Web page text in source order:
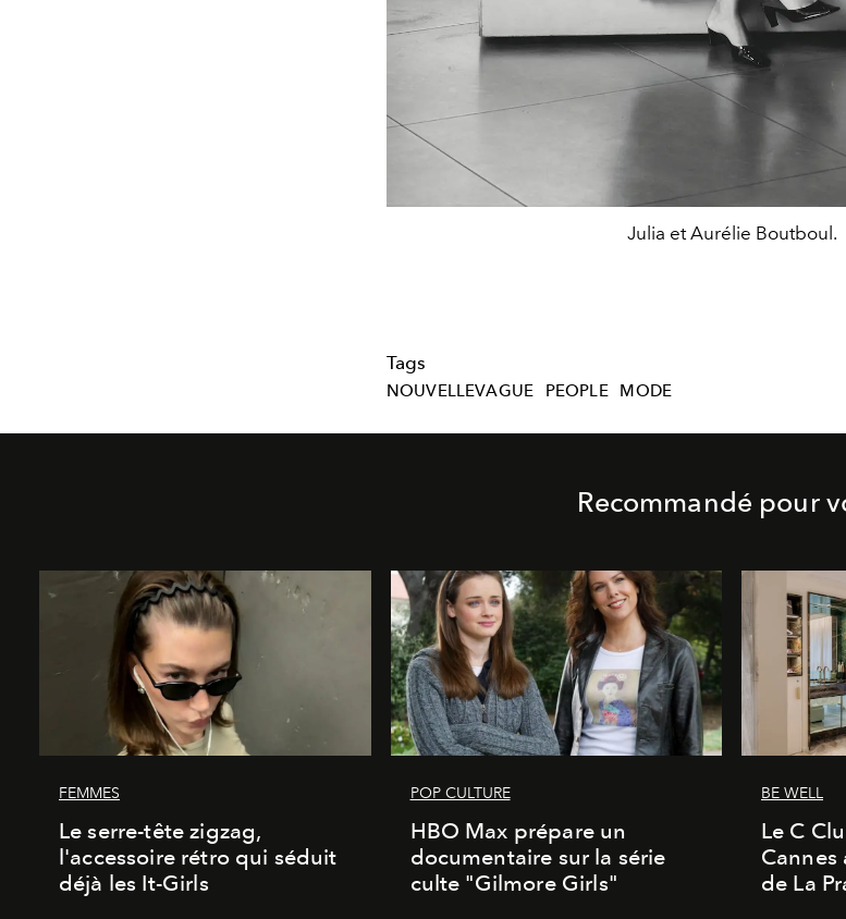
Julia et Aurélie Boutboul.
Tags
NOUVELLEVAGUE PEOPLE MODE
Recommandé pour
FEMMES
Le serre-tête zigzag,
l'accessoire rétro qui séduit
déjà les It-Girls
POP CULTURE
HBO Max prépare un
documentaire sur la série
culte "Gilmore Girls"
BE WELL
Le C
Cannes
de La